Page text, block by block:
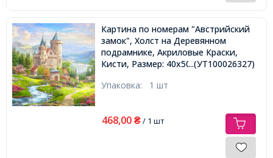
Картина по номерам "Австрийский
замок", Холст на Деревянном
подрамнике, Акриловые Краски,
Кисти, Размер: 40х50см,...(УТ100026327)
Упаковка: 1 шт
468,00 ₴/ 1 шт